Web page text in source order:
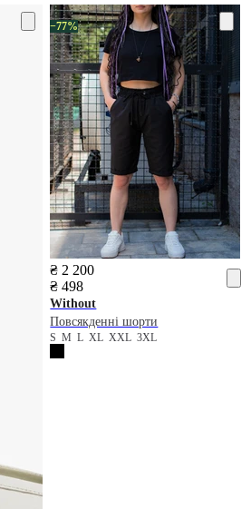
−77%
₴ 2 200
₴ 498
Without
Повсякденні шорти
SMLXLXXL3XL